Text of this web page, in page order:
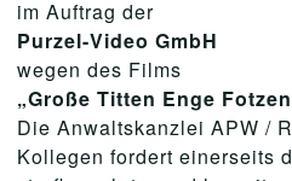
im Auftrag der
Purzel-Video GmbH
wegen des Films
„Große Titten Enge Fotzen
Die Anwaltskanzlei APW /
Kollegen fordert einerseits